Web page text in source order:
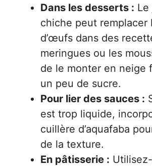
Dans les desserts : Le
chiche peut remplacer
d’œufs dans des
meringues ou les
de le monter en neige
un peu de sucre.
Pour lier des sauces :
est trop liquide,
cuillère d’aquafaba
de la texture.
En pâtisserie :